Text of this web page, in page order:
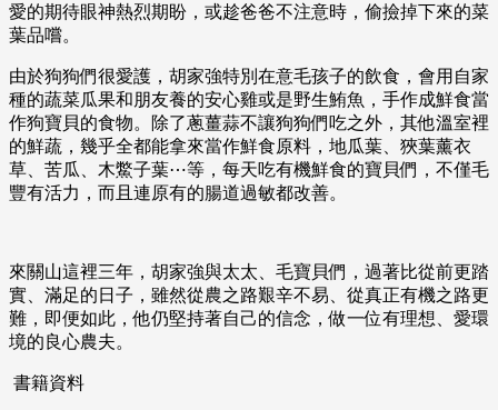
愛的期待眼神熱烈期盼，或趁爸爸不注意時，偷撿掉下來的菜
葉品嚐。
由於狗狗們很愛護，胡家強特別在意毛孩子的飲食，會用自家
種的蔬菜瓜果和朋友養的安心雞或是野生鮪魚，手作成鮮食當
作狗寶貝的食物。除了蔥薑蒜不讓狗狗們吃之外，其他溫室裡
的鮮蔬，幾乎全都能拿來當作鮮食原料，地瓜葉、狹葉薰衣
草、苦瓜、木鱉子葉⋯等，每天吃有機鮮食的寶貝們，不僅毛
豐有活力，而且連原有的腸道過敏都改善。
來關山這裡三年，胡家強與太太、毛寶貝們，過著比從前更踏
實、滿足的日子，雖然從農之路艱辛不易、從真正有機之路更
難，即便如此，他仍堅持著自己的信念，做一位有理想、愛環
境的良心農夫。
書籍資料